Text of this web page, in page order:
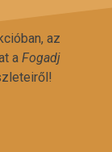
az
a Fogadj